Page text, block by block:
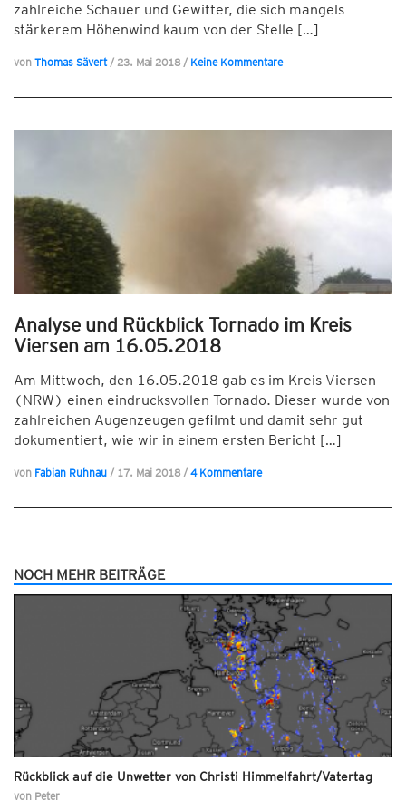
zahlreiche Schauer und Gewitter, die sich mangels
stärkerem Höhenwind kaum von der Stelle […]
von Thomas Sävert / 23. Mai 2018 / Keine Kommentare
Analyse und Rückblick Tornado im Kreis
Viersen am 16.05.2018
Am Mittwoch, den 16.05.2018 gab es im Kreis Viersen
(NRW) einen eindrucksvollen Tornado. Dieser wurde von
zahlreichen Augenzeugen gefilmt und damit sehr gut
dokumentiert, wie wir in einem ersten Bericht […]
von Fabian Ruhnau / 17. Mai 2018 / 4 Kommentare
NOCH MEHR BEITRÄGE
Rückblick auf die Unwetter von Christi Himmelfahrt/Vatertag
von Peter